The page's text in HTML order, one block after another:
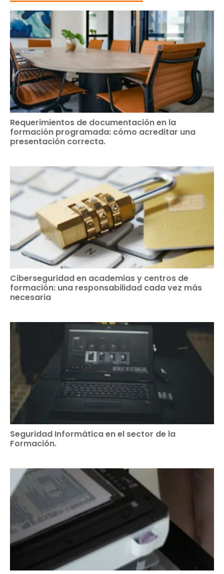
Requerimientos de documentación en la
formación programada: cómo acreditar una
presentación correcta.
Ciberseguridad en academias y centros de
formación: una responsabilidad cada vez más
necesaria
Seguridad Informática en el sector de la
Formación.